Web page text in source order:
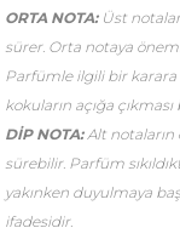
ORTA NOTA: Üst
sürer. Orta notaya
Parfümle ilgili bir
kokuların açığa
DİP NOTA:Alt notaların
sürebilir. Parfüm
yakınken duyulmaya
ifadesidir.